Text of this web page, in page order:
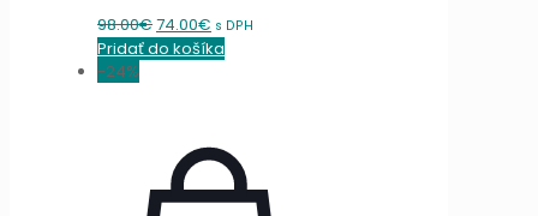
98.00€Original
price
74.00€ Current
price
s DPH
Pridať do košíka
-24%